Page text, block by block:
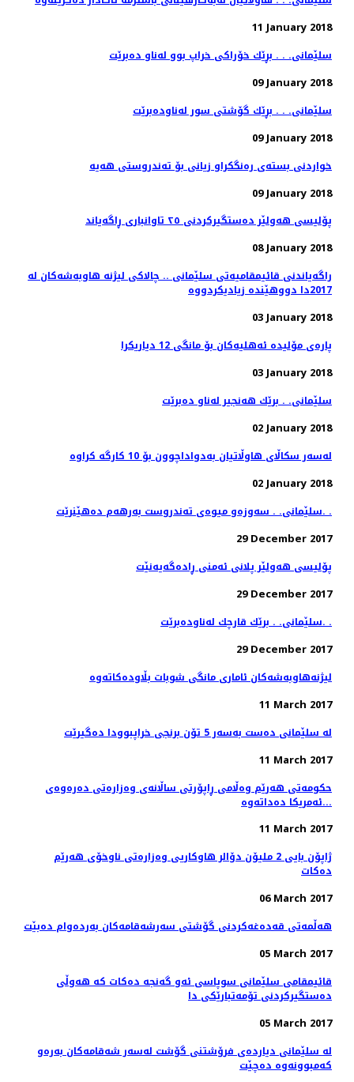
11 January 2018
سلێمانی. . . بڕێك خۆراكی خراپ بوو له‌ناو ده‌برێت
09 January 2018
سلێمانی. . . بڕێك گۆشتی سور له‌ناوده‌برێت
09 January 2018
09 January 2018
پۆلیسی هەولێر دەستگیركردنی ٢٥ تاوانباری ڕاگەیاند
08 January 2018
راگه‌یاندنی قائیمقامیه‌تی سلێمانی .. چالاكی لیژنه‌ هاوبه‌شه‌كان له‌
03 January 2018
پاره‌ی مۆلیده‌ ئه‌هلیه‌كان بۆ مانگی 12 دیاریكرا
03 January 2018
سلێمانی. . برێك هه‌نجیر له‌ناو ده‌برێت
02 January 2018
02 January 2018
سلێمانی. . سه‌وزه‌و میوه‌ی ته‌ندروست به‌رهه‌م ده‌هێنرێت. .
29 December 2017
پۆلیسی هەولێر پلانی ئەمنی ڕادەگەیەنێت
29 December 2017
سلێمانی. . برێك قارچك له‌ناوده‌برێت. .
29 December 2017
11 March 2017
له‌ سلێمانی ده‌ست به‌سه‌ر 5 تۆن برنجی خراپبوودا ده‌گیرێت
11 March 2017
حکومەتی هەرێم وەڵامی ڕاپۆرتی ساڵانەی وەزارەتی دەرەوەی
ئەمریکا دەداتەوە...
11 March 2017
ژاپۆن بایی 2 ملیۆن دۆالر هاوكاریی وەزارەتی ناوخۆی هەرێم
دەكات
06 March 2017
هه‌ڵمه‌تی قه‌ده‌غه‌كردنی گۆشتی سه‌رشه‌قامه‌كان به‌رده‌وام ده‌بێت
05 March 2017
قائیمقامی سلێمانی سوپاسی ئه‌و گه‌نجه‌ ده‌كات كه‌ هه‌وڵی
ده‌ستگیركردنی تۆمه‌تبارێكی دا
05 March 2017
له‌ سلێمانی دیارده‌ی فرۆشتنی گۆشت له‌سه‌ر شه‌قامه‌كان به‌ره‌و
كه‌مبوونه‌وه‌ ده‌چێت